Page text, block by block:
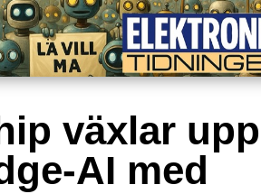
växlar upp
AI med